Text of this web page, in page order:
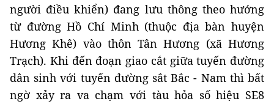
người điều khiển) đang lưu thông theo hướng
từ đường Hồ Chí Minh (thuộc địa bàn huyện
Hương Khê) vào thôn Tân Hương (xã Hương
Trạch). Khi đến đoạn giao cắt giữa tuyến đường
dân sinh với tuyến đường sắt Bắc - Nam thì bất
ngờ xảy ra va chạm với tàu hỏa số hiệu SE8